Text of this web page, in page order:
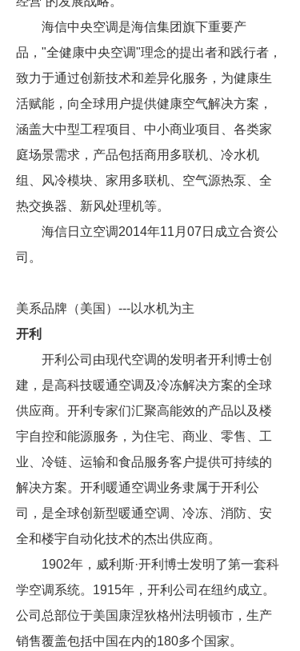
海信中央空调是海信集团旗下重要产
品，"全健康中央空调"理念的提出者和践行者，
致力于通过创新技术和差异化服务，为健康生
活赋能，向全球用户提供健康空气解决方案，
涵盖大中型工程项目、中小商业项目、各类家
庭场景需求，产品包括商用多联机、冷水机
组、风冷模块、家用多联机、空气源热泵、全
热交换器、新风处理机等。
海信日立空调2014年11月07日成立合资公
司。
美系品牌（美国）---以水机为主
开利
开利公司由现代空调的发明者开利博士创
建，是高科技暖通空调及冷冻解决方案的全球
供应商。开利专家们汇聚高能效的产品以及楼
宇自控和能源服务，为住宅、商业、零售、工
业、冷链、运输和食品服务客户提供可持续的
解决方案。开利暖通空调业务隶属于开利公
司，是全球创新型暖通空调、冷冻、消防、安
全和楼宇自动化技术的杰出供应商。
1902年，威利斯·开利博士发明了第一套科
学空调系统。1915年，开利公司在纽约成立。
公司总部位于美国康涅狄格州法明顿市，生产
销售覆盖包括中国在内的180多个国家。